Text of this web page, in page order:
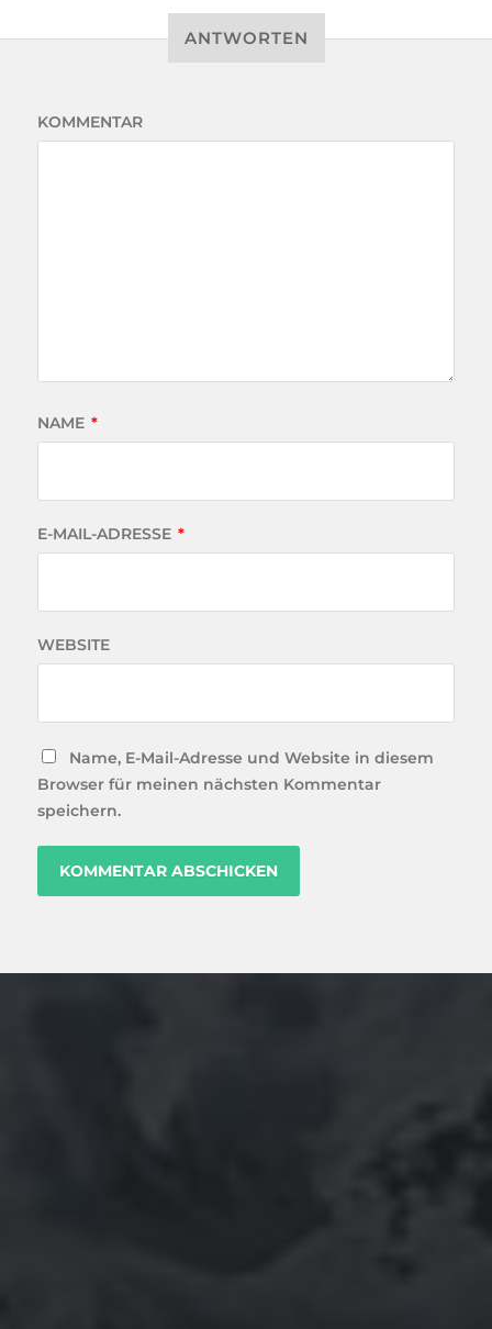
ANTWORTEN
KOMMENTAR
NAME *
E-MAIL-ADRESSE *
WEBSITE
Name, E-Mail-Adresse und Website in diesem
Browser für meinen nächsten Kommentar
speichern.